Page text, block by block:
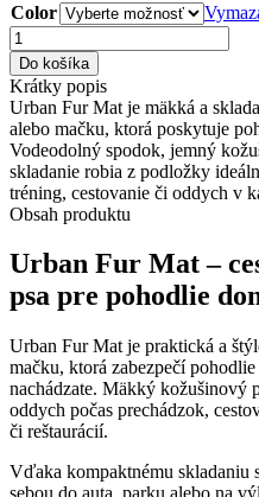
Color
množstvo
Harley
and
Cho
Cestovná
podložka
pre
psy
Urban
Fur
69x69cm
Do košíka
Krátky popis
Urban Fur Mat je mäkká a
alebo mačku, ktorá poskytuje
Vodeodolný spodok, jemný
skladanie robia z podložky
tréning, cestovanie či oddych v
Obsah produktu
Urban Fur Mat –
psa pre pohodlie
Urban Fur Mat je praktická a
mačku, ktorá zabezpečí
nachádzate. Mäkký kožušinový
oddych počas prechádzok,
či reštaurácií.
Vďaka kompaktnému skladaniu